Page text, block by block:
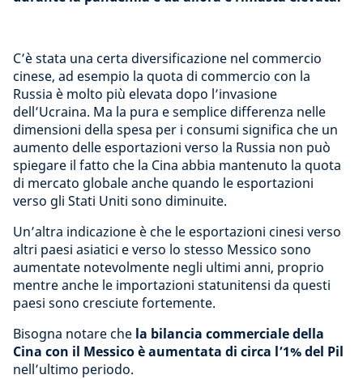
C’è stata una certa diversificazione nel commercio
cinese, ad esempio la quota di commercio con la
Russia è molto più elevata dopo l’invasione
dell’Ucraina. Ma la pura e semplice differenza nelle
dimensioni della spesa per i consumi significa che un
aumento delle esportazioni verso la Russia non può
spiegare il fatto che la Cina abbia mantenuto la quota
di mercato globale anche quando le esportazioni
verso gli Stati Uniti sono diminuite.
Un’altra indicazione è che le esportazioni cinesi verso
altri paesi asiatici e verso lo stesso Messico sono
aumentate notevolmente negli ultimi anni, proprio
mentre anche le importazioni statunitensi da questi
paesi sono cresciute fortemente.
Bisogna notare che la bilancia commerciale della
Cina con il Messico è aumentata di circa l’1% del Pil
nell’ultimo periodo.